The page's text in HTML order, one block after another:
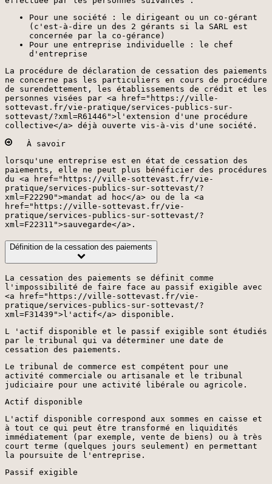
Pour une société : le dirigeant ou un co-gérant
(c'est-à-dire un des 2 gérants si la SARL est
concernée par la co-gérance)
Pour une entreprise individuelle : le chef
d'entreprise
La procédure de déclaration de cessation des paiements
ne concerne pas les particuliers en cours de procédure
de surendettement, les établissements de crédit et les
personnes visées par <a href="https://ville-
sottevast.fr/vie-pratique/services-publics-sur-
sottevast/?xml=R61446">l'extension d'une procédure
collective</a> déjà ouverte vis-à-vis d'une société.
À savoir
lorsqu'une entreprise est en état de cessation des
paiements, elle ne peut plus bénéficier des procédures
du <a href="https://ville-sottevast.fr/vie-
pratique/services-publics-sur-sottevast/?
xml=F22290">mandat ad hoc</a> ou de la <a
href="https://ville-sottevast.fr/vie-
pratique/services-publics-sur-sottevast/?
xml=F22311">sauvegarde</a>.
Définition de la cessation des paiements
La cessation des paiements se définit comme
l'impossibilité de faire face au passif exigible avec
<a href="https://ville-sottevast.fr/vie-
pratique/services-publics-sur-sottevast/?
xml=F31439">l'actif</a> disponible.
L 'actif disponible et le passif exigible sont étudiés
par le tribunal qui va déterminer une date de
cessation des paiements.
Le tribunal de commerce est compétent pour une
activité commerciale ou artisanale et le tribunal
judiciaire pour une activité libérale ou agricole.
Actif disponible
L'actif disponible correspond aux sommes en caisse et
à tout ce qui peut être transformé en liquidités
immédiatement (par exemple, vente de biens) ou à très
court terme (quelques jours seulement) en permettant
la poursuite de l'entreprise.
Passif exigible